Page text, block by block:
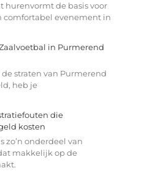
hurenvormt de basis voor
comfortabel evenement in
in Purmerend
de straten van Purmerend
heb je
die
kosten
zo’n onderdeel van
makkelijk op de